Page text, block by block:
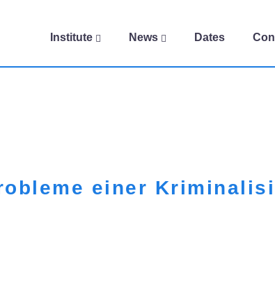
Institute News Dates
einer